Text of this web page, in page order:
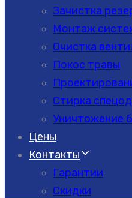
Зачистка
Монтаж
Очистка
Покос травы
Стирка
Уничтожение
Цены
Контакты
Гарантии
Скидки